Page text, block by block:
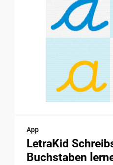
App
LetraKid
Buchstaben